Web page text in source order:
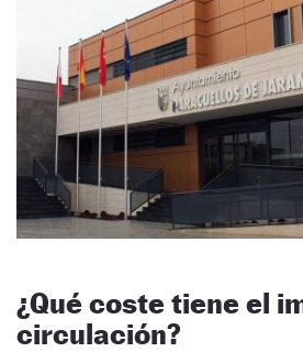
¿Qué coste tiene el
circulación?